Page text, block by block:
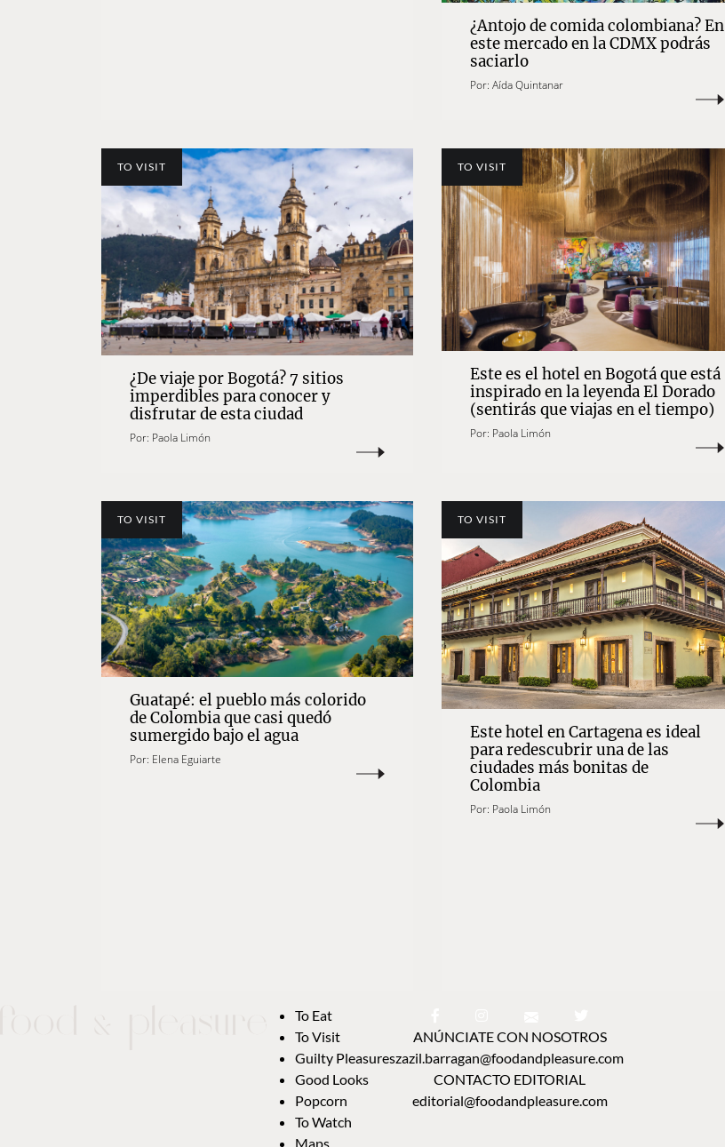
¿Antojo de comida colombiana? En
este mercado en la CDMX podrás
saciarlo
Por: Aída Quintanar
TO VISIT
¿De viaje por Bogotá? 7 sitios
imperdibles para conocer y
disfrutar de esta ciudad
Por: Paola Limón
TO VISIT
Este es el hotel en Bogotá que está
inspirado en la leyenda El Dorado
(sentirás que viajas en el tiempo)
Por: Paola Limón
TO VISIT
Guatapé: el pueblo más colorido
de Colombia que casi quedó
sumergido bajo el agua
Por: Elena Eguiarte
TO VISIT
Este hotel en Cartagena es ideal
para redescubrir una de las
ciudades más bonitas de
Colombia
Por: Paola Limón
To Eat
To Visit
Guilty Pleasures
Good Looks
Popcorn
To Watch
Maps
ANÚNCIATE CON NOSOTROS
zazil.barragan@foodandpleasure.com
CONTACTO EDITORIAL
editorial@foodandpleasure.com